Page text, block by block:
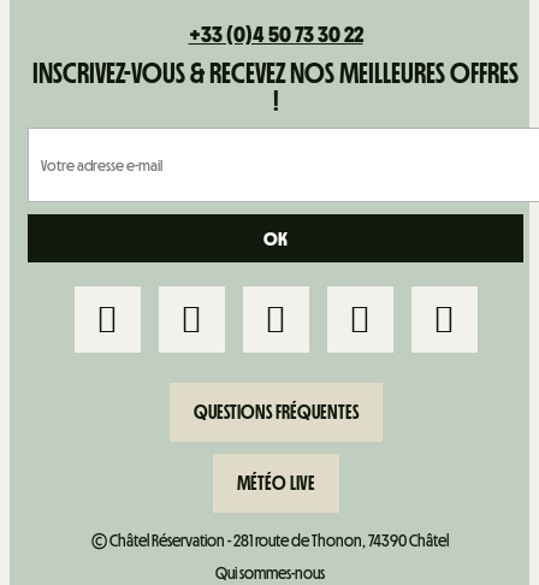
+33 (0)4 50 73 30 22
INSCRIVEZ-VOUS & RECEVEZ NOS MEILLEURES OFFRES
!
QUESTIONS FRÉQUENTES
MÉTÉO LIVE
© Châtel Réservation - 281 route de Thonon, 74390 Châtel
Qui sommes-nous